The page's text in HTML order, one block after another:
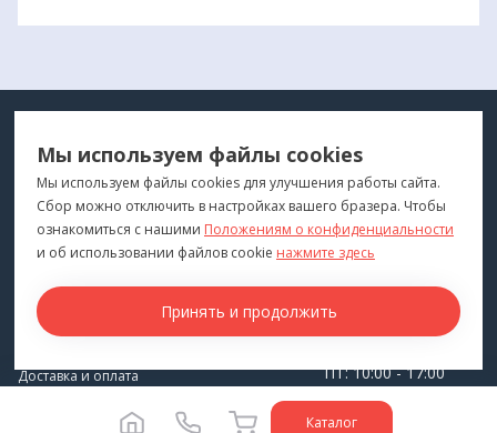
Каталог
ДЛЯ ВАС
"Медтехника для Вас"©2026
ПОКУПАТЕЛЯМ
Каталог
Бренды
Для оптовиков
Доставка и оплата
КОНТАКТЫ
г. Владивосток
ПТ: 10:00 - 17:00
СБ-ВС: Выходной
Мы используем файлы cookies
Мы используем файлы cookies для улучшения работы сайта.
Сбор можно отключить в настройках вашего бразера. Чтобы
ознакомиться с нашими Положениям о конфиденциальности
и об использовании файлов cookie нажмите здесь
Принять и продолжить